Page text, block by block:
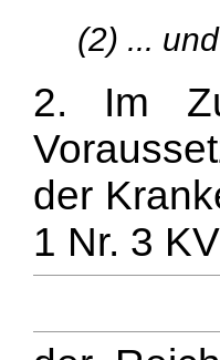
(2) ...
2. Im
der
1 Nr. 3